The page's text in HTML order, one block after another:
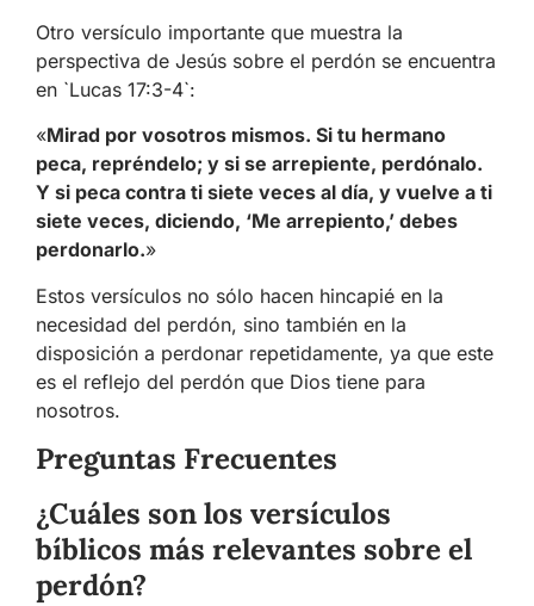
Otro versículo importante que muestra la
perspectiva de Jesús sobre el perdón se encuentra
en `Lucas 17:3-4`:
«Mirad por vosotros mismos. Si tu hermano
peca, repréndelo; y si se arrepiente, perdónalo.
Y si peca contra ti siete veces al día, y vuelve a ti
siete veces, diciendo, ‘Me arrepiento,’ debes
perdonarlo.»
Estos versículos no sólo hacen hincapié en la
necesidad del perdón, sino también en la
disposición a perdonar repetidamente, ya que este
es el reflejo del perdón que Dios tiene para
nosotros.
Preguntas Frecuentes
¿Cuáles son los versículos
bíblicos más relevantes sobre el
perdón?